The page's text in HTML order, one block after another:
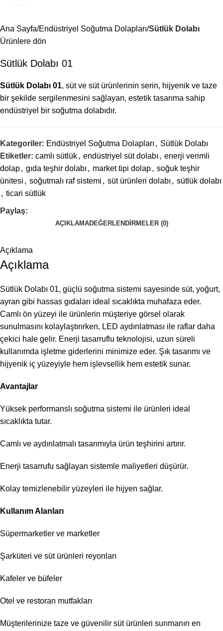
Ana Sayfa Endüstriyel Soğutma Dolapları Sütlük Dolabı
Ürünlere dön
Sütlük Dolabı 01
Sütlük Dolabı 01, süt ve süt ürünlerinin serin, hijyenik ve taze
bir şekilde sergilenmesini sağlayan, estetik tasarıma sahip
endüstriyel bir soğutma dolabıdır.
Kategoriler: Endüstriyel Soğutma Dolapları , Sütlük Dolabı
Etiketler: camlı sütlük, endüstriyel süt dolabı , enerji verimli
dolap, gıda teşhir dolabı , market tipi dolap, soğuk teşhir
ünitesi , soğutmalı raf sistemi , süt ürünleri dolabı , sütlük dolabı
, ticari sütlük
Paylaş:
AÇIKLAMADEĞERLENDIRMELER (0)
Açıklama
Açıklama
Sütlük Dolabı 01, güçlü soğutma sistemi sayesinde süt, yoğurt,
ayran gibi hassas gıdaları ideal sıcaklıkta muhafaza eder.
Camlı ön yüzeyi ile ürünlerin müşteriye görsel olarak
sunulmasını kolaylaştırırken, LED aydınlatması ile raflar daha
çekici hale gelir. Enerji tasarruflu teknolojisi, uzun süreli
kullanımda işletme giderlerini minimize eder. Şık tasarımı ve
hijyenik iç yüzeyiyle hem işlevsellik hem estetik sunar.
Avantajlar
Yüksek performanslı soğutma sistemi ile ürünleri ideal
sıcaklıkta tutar.
Camlı ve aydınlatmalı tasarımıyla ürün teşhirini artırır.
Enerji tasarrufu sağlayan sistemle maliyetleri düşürür.
Kolay temizlenebilir yüzeyleri ile hijyen sağlar.
Kullanım Alanları
Süpermarketler ve marketler
Şarküteri ve süt ürünleri reyonları
Kafeler ve büfeler
Otel ve restoran mutfakları
Müşterilerinize taze ve güvenilir süt ürünleri sunmanın en